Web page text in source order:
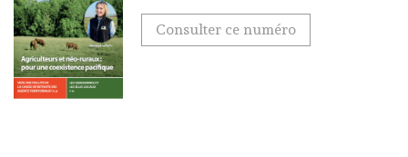
Consulter ce numéro